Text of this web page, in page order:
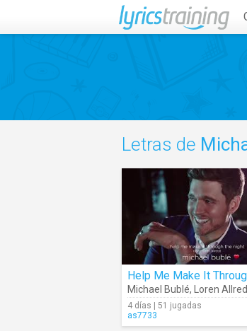
Letras de
Michael Bublé, Loren Allred
4 días | 51 jugadas
as7733